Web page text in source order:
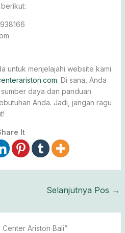
untuk menjelajahi website kami
. Di sana, Anda
daya dan panduan
Anda. Jadi, jangan ragu
It
Selanjutnya Pos →
Ariston Bali”